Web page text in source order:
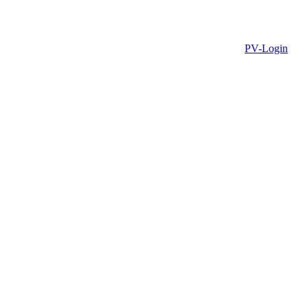
PV-Login